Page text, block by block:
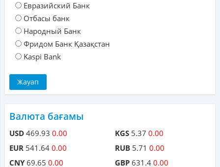
Евразийский Банк
Отбасы банк
Народный Банк
Фридом Банк Қазақстан
Kaspi Bank
Валюта бағамы
USD 469.93 0.00
EUR 541.64 0.00
CNY69.65 0.00
KGS 5.37 0.00
RUB 5.71 0.00
GBP 631.4 0.00